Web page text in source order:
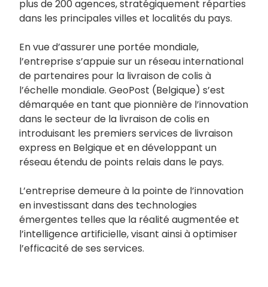
plus de 200 agences, stratégiquement réparties
dans les principales villes et localités du pays.
En vue d’assurer une portée mondiale,
l’entreprise s’appuie sur un réseau international
de partenaires pour la livraison de colis à
l’échelle mondiale. GeoPost (Belgique) s’est
démarquée en tant que pionnière de l’innovation
dans le secteur de la livraison de colis en
introduisant les premiers services de livraison
express en Belgique et en développant un
réseau étendu de points relais dans le pays.
L’entreprise demeure à la pointe de l’innovation
en investissant dans des technologies
émergentes telles que la réalité augmentée et
l’intelligence artificielle, visant ainsi à optimiser
l’efficacité de ses services.